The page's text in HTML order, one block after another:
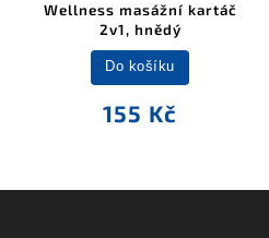
Wellness masážní kartáč
2v1, hnědý
155 Kč
Do košíku